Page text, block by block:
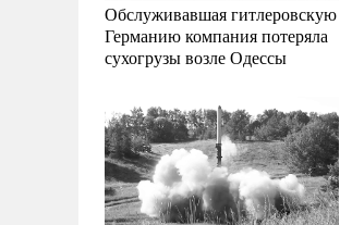
Обслуживавшая гитлеровскую
Германию компания потеряла
сухогрузы возле Одессы